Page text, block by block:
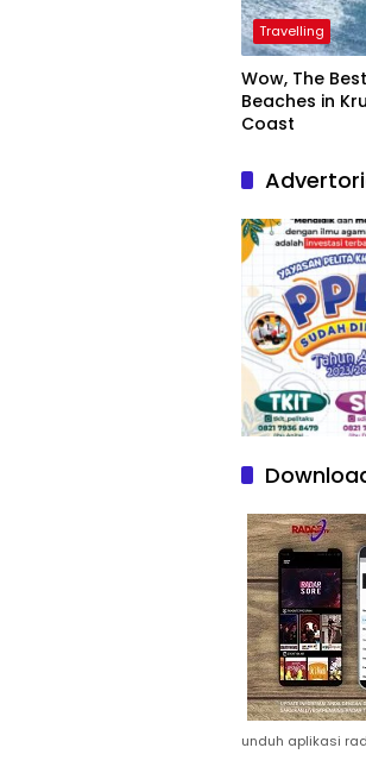
Travelling
Wow, The Best
Beaches in
Coast
unduh aplikasi